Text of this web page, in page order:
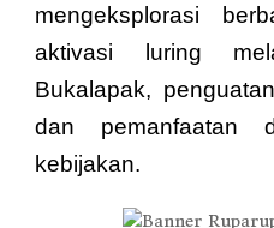
mengeksplorasi
aktivasi luring
Bukalapak,
dan pemanfaatan
kebijakan.